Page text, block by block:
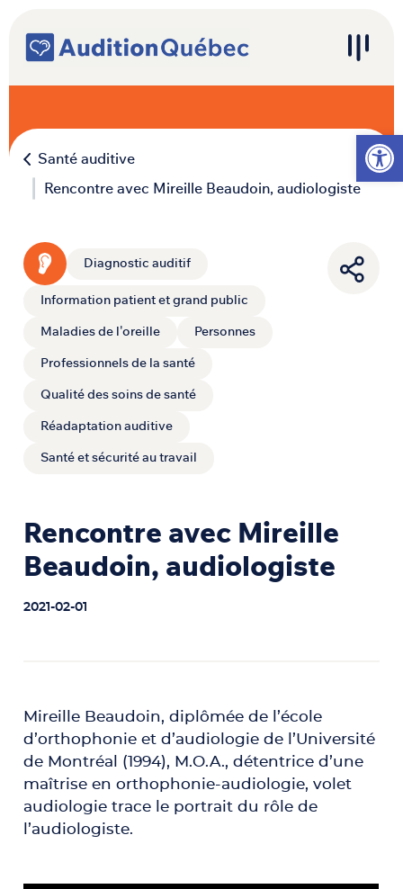
Ouvrir
Navigation principale
Santé auditive
Rencontre avec Mireille Beaudoin, audiologiste
Diagnostic auditif
Information patient et grand public
Maladies de l'oreille Personnes
Professionnels de la santé
Qualité des soins de santé
Réadaptation auditive
Santé et sécurité au travail
Rencontre avec Mireille
Beaudoin, audiologiste
2021-02-01
Mireille Beaudoin, diplômée de l’école
d’orthophonie et d’audiologie de l’Université
de Montréal (1994), M.O.A., détentrice d’une
maîtrise en orthophonie-audiologie, volet
audiologie trace le portrait du rôle de
l’audiologiste.